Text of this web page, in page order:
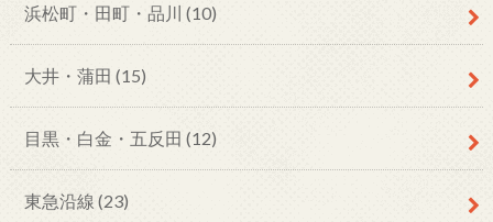
浜松町・田町・品川 (10)
大井・蒲田 (15)
目黒・白金・五反田 (12)
東急沿線 (23)